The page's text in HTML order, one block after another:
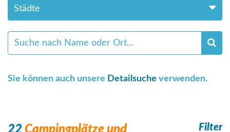
Städte
Sie können auch unsere Detailsuche verwenden.
22 Campingplätze und
Filter